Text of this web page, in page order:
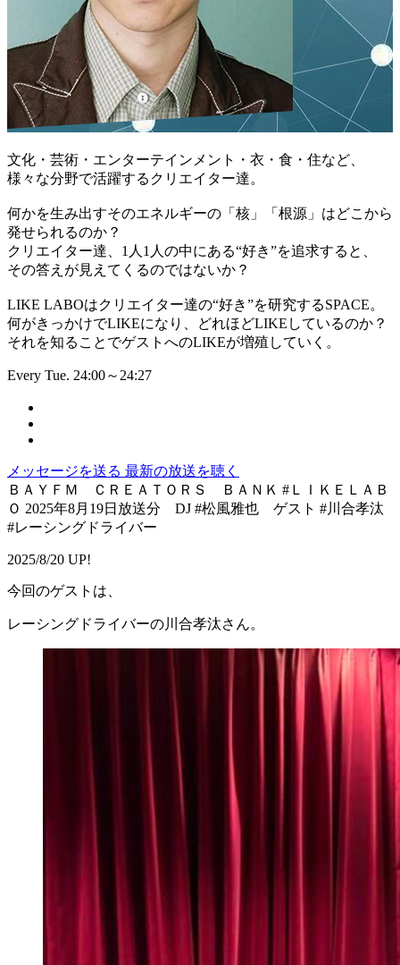
文化・芸術・エンターテインメント・衣・食・住など、
様々な分野で活躍するクリエイター達。
何かを生み出すそのエネルギーの「核」「根源」はどこから
発せられるのか？
クリエイター達、1人1人の中にある“好き”を追求すると、
その答えが見えてくるのではないか？
LIKE LABOはクリエイター達の“好き”を研究するSPACE。
何がきっかけでLIKEになり、どれほどLIKEしているのか？
それを知ることでゲストへのLIKEが増殖していく。
Every Tue. 24:00～24:27
メッセージを送る 最新の放送を聴く
ＢＡＹＦＭ ＣＲＥＡＴＯＲＳ ＢＡＮＫ #ＬＩＫＥＬＡＢ
Ｏ 2025年8月19日放送分 DJ #松風雅也 ゲスト #川合孝汰
#レーシングドライバー
2025/8/20 UP!
今回のゲストは、
レーシングドライバーの川合孝汰さん。